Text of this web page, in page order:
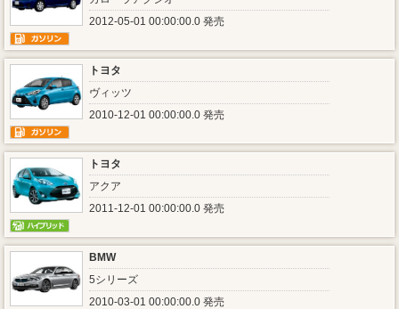
2012-05-01 00:00:00.0 発売
トヨタ
ヴィッツ
2010-12-01 00:00:00.0 発売
トヨタ
アクア
2011-12-01 00:00:00.0 発売
BMW
5シリーズ
2010-03-01 00:00:00.0 発売